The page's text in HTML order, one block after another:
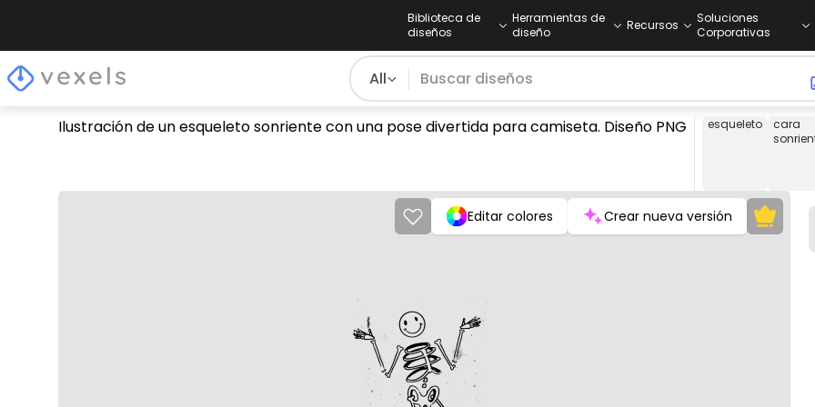
Biblioteca de
diseños
Herramientas de
diseño
Recursos
Soluciones
Corporativas
All
Ilustración de un esqueleto sonriente con una pose divertida para camiseta. Diseño PNG esqueleto
cara
Editar colores Crear nueva versión